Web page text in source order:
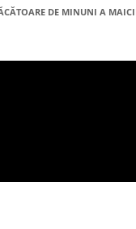
DE MINUNI A